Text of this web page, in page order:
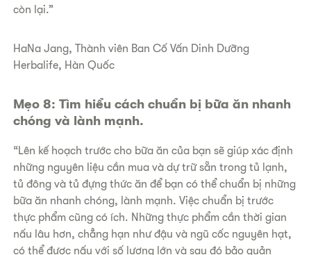
còn lại.”
​HaNa Jang, Thành viên Ban Cố Vấn Dinh Dưỡng
Herbalife, Hàn Quốc
Mẹo 8: Tìm hiểu cách chuẩn bị bữa ăn nhanh
chóng và lành mạnh.
“Lên kế hoạch trước cho bữa ăn của bạn sẽ giúp xác định
những nguyên liệu cần mua và dự trữ sẵn trong tủ lạnh,
tủ đông và tủ đựng thức ăn để bạn có thể chuẩn bị những
bữa ăn nhanh chóng, lành mạnh. Việc chuẩn bị trước
thực phẩm cũng có ích. Những thực phẩm cần thời gian
nấu lâu hơn, chẳng hạn như đậu và ngũ cốc nguyên hạt,
có thể được nấu với số lượng lớn và sau đó bảo quản